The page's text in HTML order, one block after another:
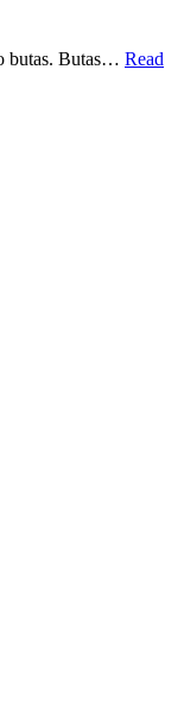
butas. Butas… Read